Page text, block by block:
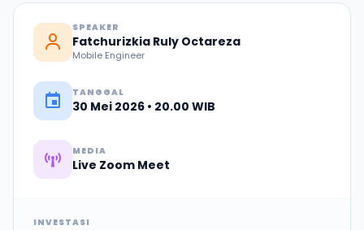
SPEAKER
Fatchurizkia Ruly Octareza
Mobile Engineer
TANGGAL
30 Mei 2026 • 20.00 WIB
MEDIA
Live Zoom Meet
INVESTASI